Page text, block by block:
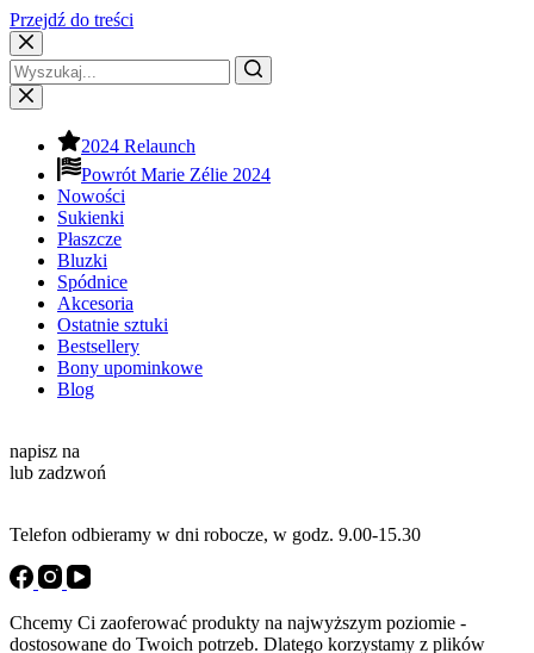
Przejdź do treści
2024 Relaunch
Powrót Marie Zélie 2024
Nowości
Sukienki
Płaszcze
Bluzki
Spódnice
Akcesoria
Ostatnie sztuki
Bestsellery
Bony upominkowe
Blog
napisz na
lub zadzwoń
Telefon odbieramy w dni robocze, w godz. 9.00-15.30
Chcemy Ci zaoferować produkty na najwyższym poziomie -
dostosowane do Twoich potrzeb. Dlatego korzystamy z plików